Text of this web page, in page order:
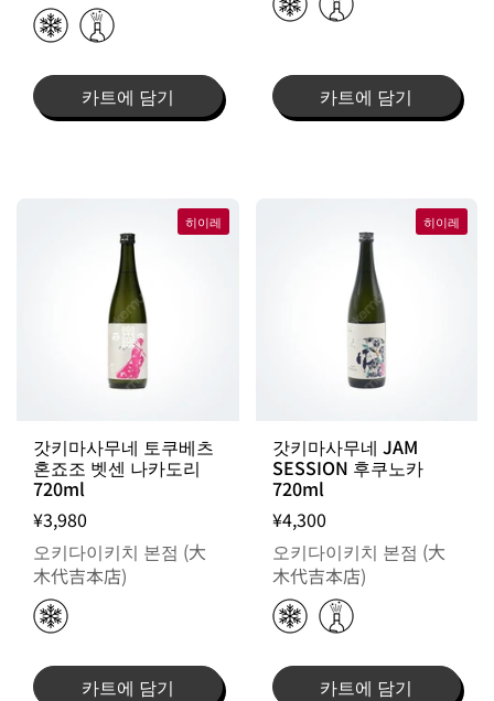
카트에 담기 카트에 담기
갓키마사무네 토쿠베츠
혼죠조 벳센 나카도리
720ml
¥3,980
오키다이키치 본점 (大
木代吉本店)
카트에 담기
히이레
갓키마사무네 JAM
SESSION 후쿠노카
720ml
¥4,300
오키다이키치 본점 (大
木代吉本店)
카트에 담기
히이레